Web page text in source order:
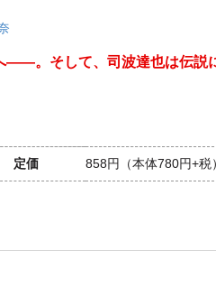
――。そして、司波達也は伝説
定価 858円 （本体780円+税